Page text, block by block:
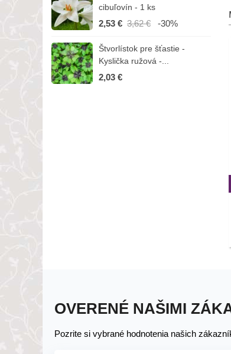
cibuľovín - 1 ks
2,53 € 3,62 € -30%
Štvorlístok pre šťastie -
Kyslička ružová -...
2,03 €
OVERENÉ NAŠIMI
Pozrite si vybrané hodnotenia našich